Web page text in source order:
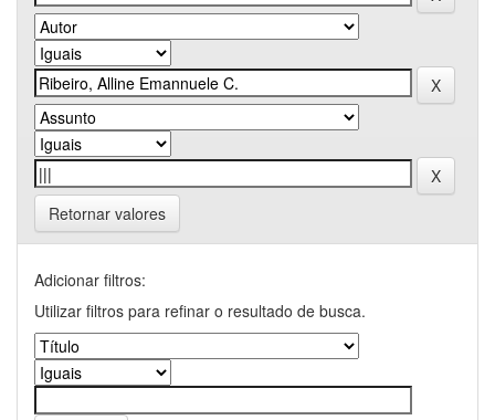
Retornar valores
Adicionar filtros:
Utilizar filtros para refinar o resultado de busca.